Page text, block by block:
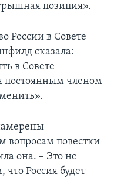
позиция».
России в Совете
сказала:
в Совете
постоянным членом
вопросам повестки
она. – Это не
Россия будет